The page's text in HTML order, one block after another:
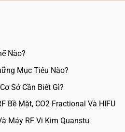
Nào?
Mục Tiêu Nào?
Sở Cần Biết Gì?
Bề Mặt, CO2 Fractional Và HIFU
Máy RF Vi Kim Quanstu